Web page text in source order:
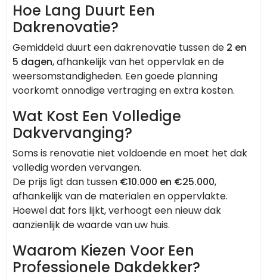
Hoe Lang Duurt Een
Dakrenovatie?
Gemiddeld duurt een dakrenovatie tussen de 2 en
5 dagen, afhankelijk van het oppervlak en de
weersomstandigheden. Een goede planning
voorkomt onnodige vertraging en extra kosten.
Wat Kost Een Volledige
Dakvervanging?
Soms is renovatie niet voldoende en moet het dak
volledig worden vervangen.
De prijs ligt dan tussen €10.000 en €25.000,
afhankelijk van de materialen en oppervlakte.
Hoewel dat fors lijkt, verhoogt een nieuw dak
aanzienlijk de waarde van uw huis.
Waarom Kiezen Voor Een
Professionele Dakdekker?